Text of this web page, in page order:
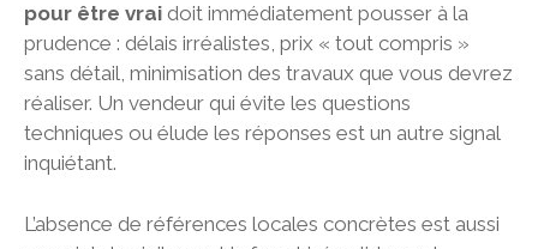
pour être vrai doit immédiatement pousser à la
prudence : délais irréalistes, prix « tout compris »
sans détail, minimisation des travaux que vous devrez
réaliser. Un vendeur qui évite les questions
techniques ou élude les réponses est un autre signal
inquiétant.
L’absence de références locales concrètes est aussi